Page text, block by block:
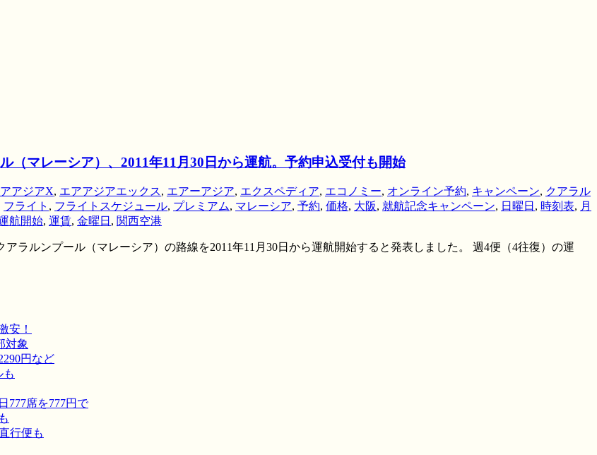
（マレーシア）、2011年11月30日から運航。予約申込受付も開始
アジアX, エアアジアエックス, エアーアジア, エクスペディア, エコノミー, オンライン予約, キャンペーン, クアラル
フライト , フライトスケジュール, プレミアム, マレーシア, 予約, 価格, 大阪, 就航記念キャンペーン, 日曜日 , 時刻表, 月
航開始, 運賃, 金曜日 , 関西空港
ラルンプール（マレーシア）の路線を2011年11月30日から運航開始すると発表しました。 週4便（4往復）の運
安！
対象
円など
も
777席を777円で
行便も